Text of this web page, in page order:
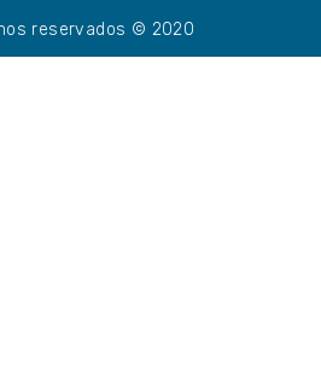
reservados © 2020